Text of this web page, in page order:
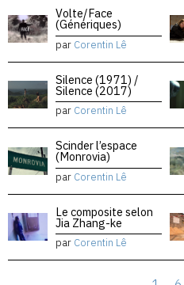
Volte/Face
(Génériques)
par Corentin Lê
Silence (1971) /
Silence (2017)
par Corentin Lê
Scinder l’espace
(Monrovia)
par Corentin Lê
Le composite selon
Jia Zhang-ke
par Corentin Lê